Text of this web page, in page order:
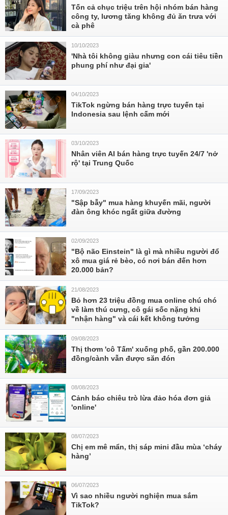
Tốn cả chục triệu trên hội nhóm bán hàng
công ty, lương tăng không đủ ăn trưa với
cà phê
10/10/2023
'Nhà tôi không giàu nhưng con cái tiêu tiền
phung phí như đại gia'
04/10/2023
TikTok ngừng bán hàng trực tuyến tại
Indonesia sau lệnh cấm mới
03/10/2023
Nhân viên AI bán hàng trực tuyến 24/7 'nở
rộ' tại Trung Quốc
17/09/2023
"Sập bẫy" mua hàng khuyến mãi, người
đàn ông khóc ngất giữa đường
02/09/2023
"Bộ não Einstein" là gì mà nhiều người đổ
xô mua giá rẻ bèo, có nơi bán đến hơn
20.000 bản?
21/08/2023
Bỏ hơn 23 triệu đồng mua online chú chó
về làm thú cưng, cô gái sốc nặng khi
"nhận hàng" và cái kết không tưởng
09/08/2023
Thị thơm 'cô Tấm' xuống phố, gần 200.000
đồng/cành vẫn được săn đón
08/08/2023
Cảnh báo chiêu trò lừa đảo hóa đơn giả
'online'
08/07/2023
Chị em mê mẩn, thị sáp mini đầu mùa ‘cháy
hàng’
06/07/2023
Vì sao nhiều người nghiện mua sắm
TikTok?